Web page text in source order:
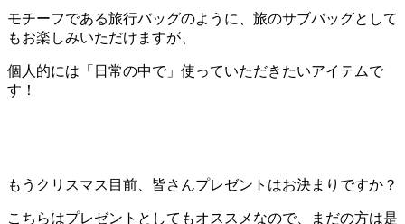
モチーフである旅行バッグのように、旅のサブバッグとして
もお楽しみいただけますが、
個人的には「日常の中で」使っていただきたいアイテムで
す！
もうクリスマス目前、皆さんプレゼントはお決まりですか？
こちらはプレゼントとしてもオススメなので、まだの方は是